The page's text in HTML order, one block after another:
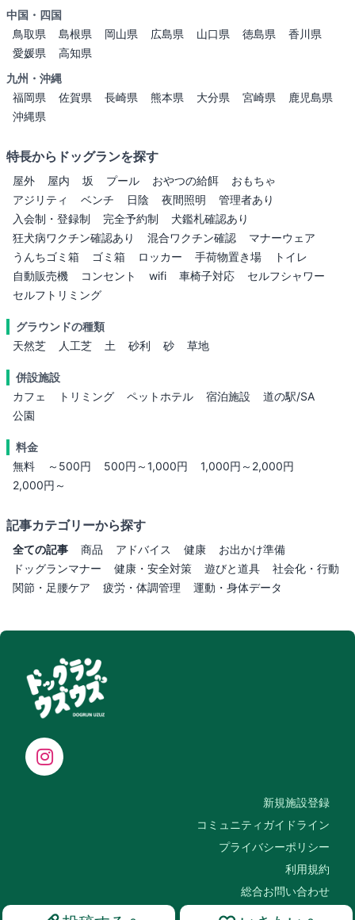
中国・四国
鳥取県
島根県 岡山県 広島県 山口県 徳島県
香川県
愛媛県
高知県
九州・沖縄
福岡県
佐賀県 長崎県 熊本県 大分県 宮崎県
鹿児島県
沖縄県
特長からドッグランを探す
屋外 屋内 坂 プール おやつの給餌
おもちゃ
アジリティ
ベンチ 日陰 夜間照明
管理者あり
入会制・登録制
完全予約制
犬鑑札確認あり
狂犬病ワクチン確認あり
混合ワクチン確認
マナーウェア
うんちゴミ箱
ゴミ箱 ロッカー 手荷物置き場
トイレ
自動販売機
コンセント wifi 車椅子対応
セルフシャワー
セルフトリミング
グラウンドの種類
天然芝
人工芝 土 砂利 砂 草地
併設施設
カフェ
トリミング ペットホテル 宿泊施設
道の駅/SA
公園
料金
無料
～500円 500円～1,000円
1,000円～2,000円
2,000円～
記事カテゴリーから探す
全ての記事 商品 アドバイス 健康
お出かけ準備
ドッグランマナー
健康・安全対策 遊びと道具
社会化・行動
関節・足腰ケア
疲労・体調管理 運動・身体データ
新規施設登録
コミュニティガイドライン
プライバシーポリシー
利用規約
総合お問い合わせ